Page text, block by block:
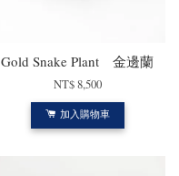
Gold Snake Plant 金邊蘭
NT$ 8,500
加入購物車